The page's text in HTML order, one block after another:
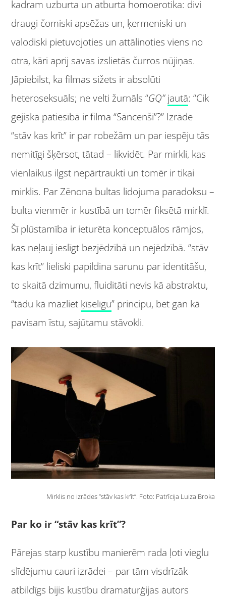
kadram uzburta un atburta homoerotika: divi
draugi čomiski apsēžas un, ķermeniski un
valodiski pietuvojoties un attālinoties viens no
otra, kāri aprij savas izslietās čurros nūjiņas.
Jāpiebilst, ka filmas sižets ir absolūti
heteroseksuāls; ne velti žurnāls “GQ” jautā: “Cik
gejiska patiesībā ir filma “Sāncenši”?” Izrāde
“stāv kas krīt” ir par robežām un par iespēju tās
nemitīgi šķērsot, tātad – likvidēt. Par mirkli, kas
vienlaikus ilgst nepārtraukti un tomēr ir tikai
mirklis. Par Zēnona bultas lidojuma paradoksu –
bulta vienmēr ir kustībā un tomēr fiksētā mirklī.
Šī plūstamība ir ieturēta konceptuālos rāmjos,
kas neļauj ieslīgt bezjēdzībā un nejēdzībā. “stāv
kas krīt” lieliski papildina sarunu par identitāšu,
to skaitā dzimumu, fluiditāti nevis kā abstraktu,
“tādu kā mazliet ķīselīgu” principu, bet gan kā
pavisam īstu, sajūtamu stāvokli.
Mirklis no izrādes “stāv kas krīt”. Foto: Patrīcija Luiza Broka
Par ko ir “stāv kas krīt”?
Pārejas starp kustību manierēm rada ļoti vieglu
slīdējumu cauri izrādei – par tām visdrīzāk
atbildīgs bijis kustību dramaturģijas autors